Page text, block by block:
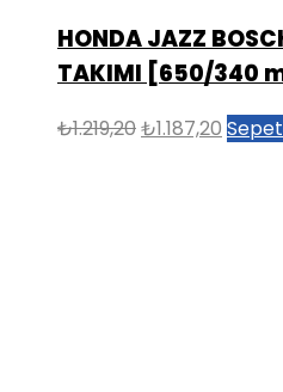
HONDA JAZZ
TAKIMI [650/340
₺1.219,20Orijinal
₺1.187,20 Şu